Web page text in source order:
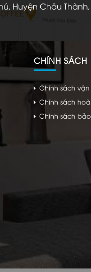
Huyện Châu
CHÍNH SÁCH
Chính sách
Chính sách
Chính sách